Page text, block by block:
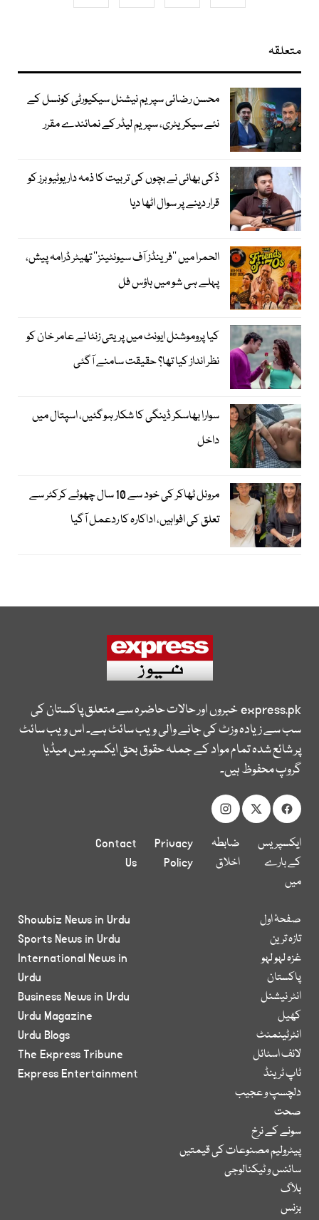
متعلقہ
محسن رضائی سپریم نیشنل سیکیورٹی کونسل کے
نئے سیکریٹری، سپریم لیڈر کے نمائندے مقرر
ڈکی بھائی نے بچوں کی تربیت کا ذمہ دار یوٹیوبرز کو
قرار دینے پر سوال اٹھا دیا
الحمرا میں ’’فرینڈز آف سیونٹینز‘‘ تھیٹر ڈرامہ پیش،
پہلے ہی شو میں ہاؤس فل
کیا پروموشنل ایونٹ میں پریتی زنٹا نے عامر خان کو
نظر انداز کیا تھا؟ حقیقت سامنے آگئی
سوارا بھاسکر ڈینگی کا شکار ہوگئیں، اسپتال میں
داخل
مرونل ٹھاکر کی خود سے 10 سال چھوٹے کرکٹر سے
تعلق کی افواہیں، اداکارہ کا ردعمل آگیا
express.pkخبروں اور حالات حاضرہ سے متعلق پاکستان کی
سب سے زیادہ وزٹ کی جانے والی ویب سائٹ ہے۔ اس ویب سائٹ
پر شائع شدہ تمام مواد کے جملہ حقوق بحق ایکسپریس میڈیا
گروپ محفوظ ہیں۔
ایکسپریس
کے بارے
میں
ضابطہ
اخلاق
Privacy
Policy
Contact
Us
صفحۂ اول
تازہ ترین
غزہ لہو لہو
پاکستان
انٹر نیشنل
کھیل
انٹرٹینمنٹ
لائف اسٹائل
ٹاپ ٹرینڈ
دلچسپ و عجیب
صحت
سونے کے نرخ
پیٹرولیم مصنوعات کی قیمتیں
سائنس و ٹیکنالوجی
بلاگ
بزنس
Showbiz News in Urdu
Sports News in Urdu
International News in
Urdu
Business News in Urdu
Urdu Magazine
Urdu Blogs
The Express Tribune
Express Entertainment